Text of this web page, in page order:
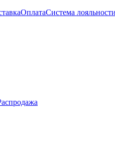
ОплатаСистема лояльности